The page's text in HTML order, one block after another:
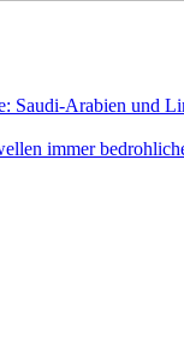
Saudi-Arabien und
immer